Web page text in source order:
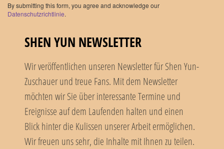
By submitting this form, you agree and acknowledge our
Datenschutzrichtlinie.
SHEN YUN NEWSLETTER
Wir veröffentlichen unseren Newsletter für Shen Yun-
Zuschauer und treue Fans. Mit dem Newsletter
möchten wir Sie über interessante Termine und
Ereignisse auf dem Laufenden halten und einen
Blick hinter die Kulissen unserer Arbeit ermöglichen.
Wir freuen uns sehr, die Inhalte mit Ihnen zu teilen.